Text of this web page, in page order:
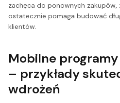
zachęca do ponownych
ostatecznie pomaga budować
klientów.
Mobilne
– przykłady
wdrożeń